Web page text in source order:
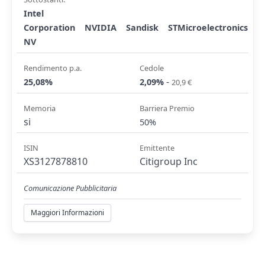
Intel
Corporation
NVIDIA Sandisk
STMicroelectronics
NV
Rendimento p.a.
25,08%
Cedole
2,09% - 20,9 €
Memoria
si
Barriera Premio
50%
ISIN
XS3127878810
Emittente
Citigroup Inc
Comunicazione Pubblicitaria
Maggiori Informazioni